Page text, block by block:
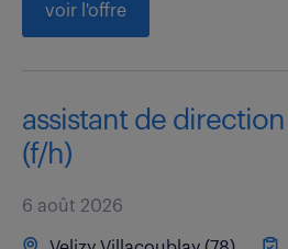
voir l'offre
assistant de
(f/h)
6 août 2026